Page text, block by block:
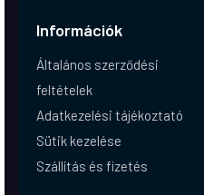
Információk
Általános szerződési
feltételek
Adatkezelési tájékoztató
Sütik kezelése
Szállítás és fizetés